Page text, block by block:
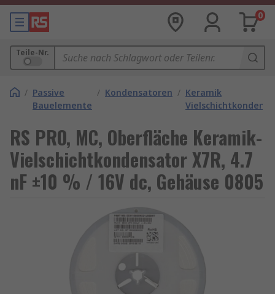
0
Teile-Nr.
/ Passive
Bauelemente
/ Kondensatoren / Keramik
RS PRO, MC, Oberfläche Keramik-
Vielschichtkondensator X7R, 4.7
nF ±10 % / 16V dc, Gehäuse 0805